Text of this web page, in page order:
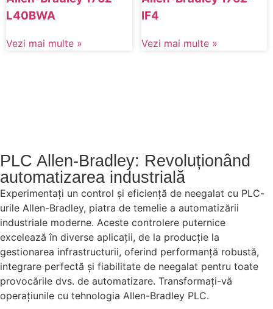
L40BWA
Vezi mai multe »
IF4
Vezi mai multe »
PLC Allen-Bradley: Revoluționând
automatizarea industrială
Experimentați un control și eficiență de neegalat cu PLC-
urile Allen-Bradley, piatra de temelie a automatizării
industriale moderne. Aceste controlere puternice
excelează în diverse aplicații, de la producție la
gestionarea infrastructurii, oferind performanță robustă,
integrare perfectă și fiabilitate de neegalat pentru toate
provocările dvs. de automatizare. Transformați-vă
operațiunile cu tehnologia Allen-Bradley PLC.